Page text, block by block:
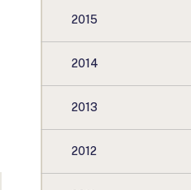
2015
2014
2013
2012